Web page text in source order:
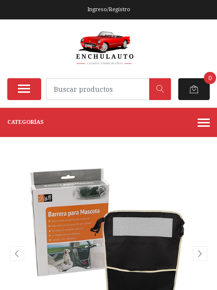
Ingreso/Registro
0
CATEGORÍAS